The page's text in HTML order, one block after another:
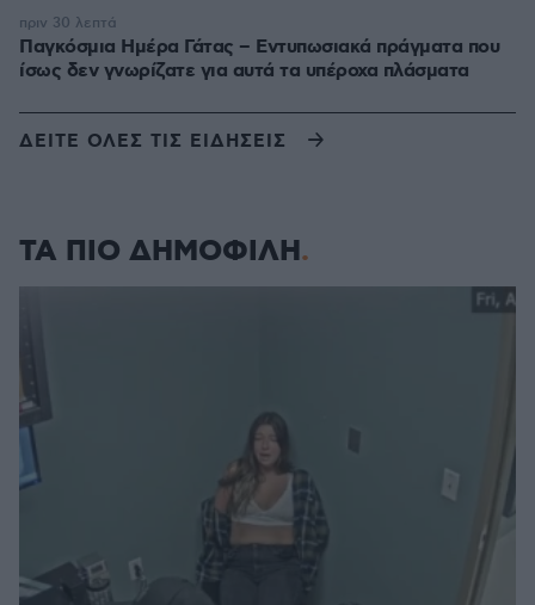
Παγκόσμια Ημέρα Γάτας – Εντυπωσιακά πράγματα που
ίσως δεν γνωρίζατε για αυτά τα υπέροχα πλάσματα
πριν 30 λεπτά
ΔΕΙΤΕ ΟΛΕΣ ΤΙΣ ΕΙΔΗΣΕΙΣ
ΤΑ ΠΙΟ ΔΗΜΟΦΙΛΗ